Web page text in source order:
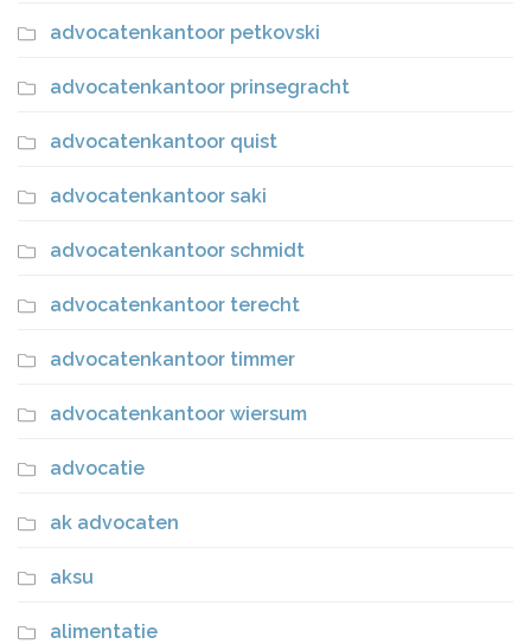
advocatenkantoor petkovski
advocatenkantoor prinsegracht
advocatenkantoor quist
advocatenkantoor saki
advocatenkantoor schmidt
advocatenkantoor terecht
advocatenkantoor timmer
advocatenkantoor wiersum
advocatie
ak advocaten
aksu
alimentatie